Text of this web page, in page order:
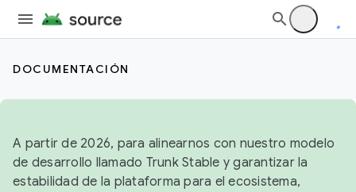
DOCUMENTACIÓN
A partir de 2026, para alinearnos con nuestro modelo
de desarrollo llamado Trunk Stable y garantizar la
estabilidad de la plataforma para el ecosistema,